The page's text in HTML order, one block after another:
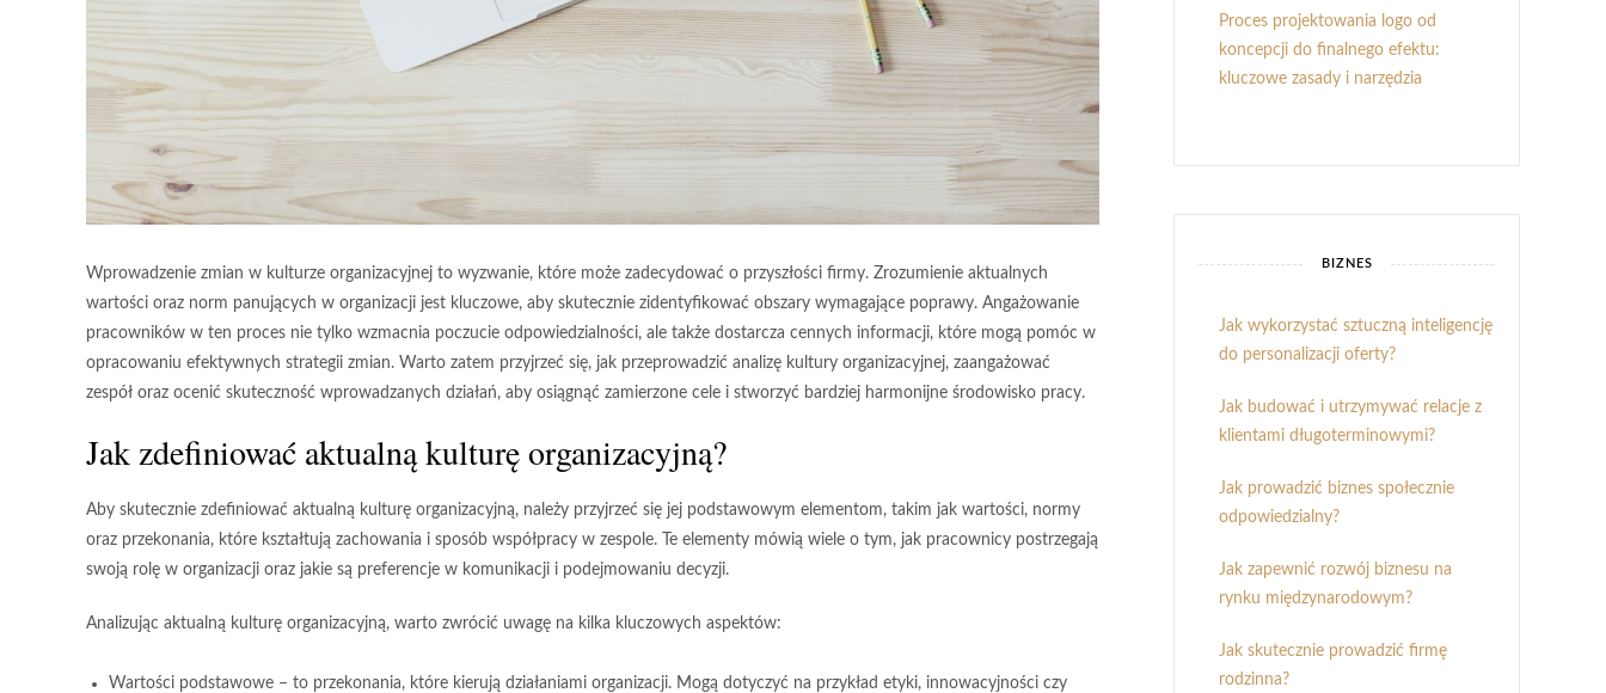
Wprowadzenie zmian w kulturze organizacyjnej to wyzwanie, które może zadecydować o przyszłości firmy. Zrozumienie aktualnych
wartości oraz norm panujących w organizacji jest kluczowe, aby skutecznie zidentyfikować obszary wymagające poprawy. Angażowanie
pracowników w ten proces nie tylko wzmacnia poczucie odpowiedzialności, ale także dostarcza cennych informacji, które mogą pomóc w
opracowaniu efektywnych strategii zmian. Warto zatem przyjrzeć się, jak przeprowadzić analizę kultury organizacyjnej, zaangażować
zespół oraz ocenić skuteczność wprowadzanych działań, aby osiągnąć zamierzone cele i stworzyć bardziej harmonijne środowisko pracy.
Jak zdefiniować aktualną kulturę organizacyjną?
Aby skutecznie zdefiniować aktualną kulturę organizacyjną, należy przyjrzeć się jej podstawowym elementom, takim jak wartości, normy
oraz przekonania, które kształtują zachowania i sposób współpracy w zespole. Te elementy mówią wiele o tym, jak pracownicy postrzegają
swoją rolę w organizacji oraz jakie są preferencje w komunikacji i podejmowaniu decyzji.
Analizując aktualną kulturę organizacyjną, warto zwrócić uwagę na kilka kluczowych aspektów:
Wartości podstawowe – to przekonania, które kierują działaniami organizacji. Mogą dotyczyć na przykład etyki, innowacyjności czy
Proces projektowania logo od
koncepcji do finalnego efektu:
kluczowe zasady i narzędzia
BIZNES
Jak wykorzystać sztuczną inteligencję
do personalizacji oferty?
Jak budować i utrzymywać relacje z
klientami długoterminowymi?
Jak prowadzić biznes społecznie
odpowiedzialny?
Jak zapewnić rozwój biznesu na
rynku międzynarodowym?
Jak skutecznie prowadzić firmę
rodzinna?